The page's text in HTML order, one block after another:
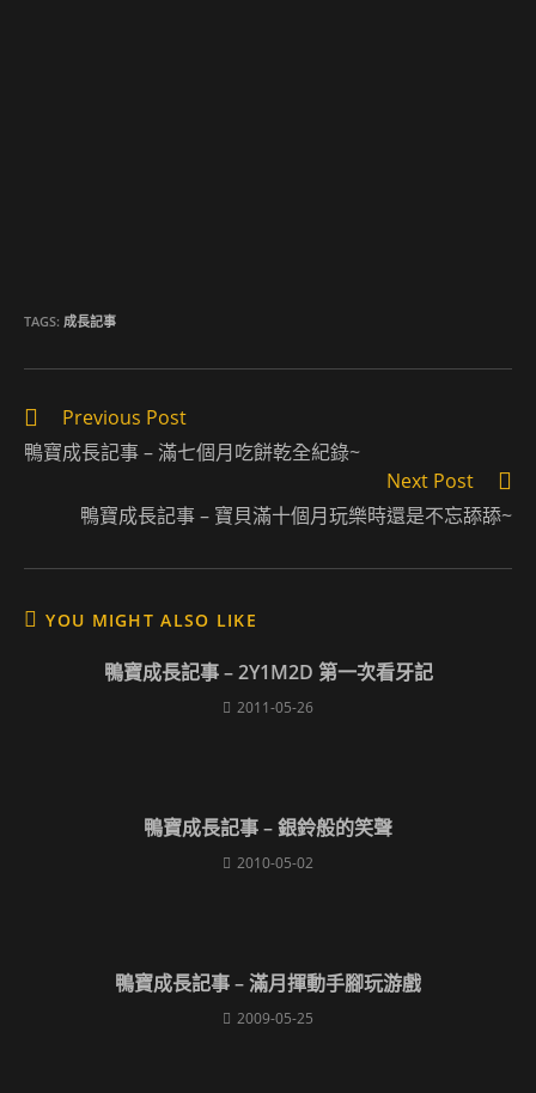
TAGS: 成長記事
Read
more
articles
Previous Post
鴨寶成長記事 – 滿七個月吃餅乾全紀錄~
Next Post
鴨寶成長記事 – 寶貝滿十個月玩樂時還是不忘舔舔~
YOU MIGHT ALSO LIKE
鴨寶成長記事 – 2Y1M2D 第一次看牙記
2011-05-26
鴨寶成長記事 – 銀鈴般的笑聲
2010-05-02
鴨寶成長記事 – 滿月揮動手腳玩游戲
2009-05-25